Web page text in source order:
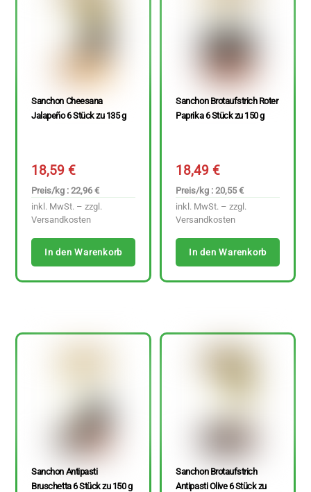
Sanchon Cheesana
Jalapeño 6 Stück zu 135 g
18,59€
Preis/kg : 22,96 €
inkl. MwSt. – zzgl.
Versandkosten
In den Warenkorb
Sanchon Brotaufstrich Roter
Paprika 6 Stück zu 150 g
18,49€
Preis/kg : 20,55 €
inkl. MwSt. – zzgl.
Versandkosten
In den Warenkorb
Sanchon Antipasti
Bruschetta 6 Stück zu 150 g
Sanchon Brotaufstrich
Antipasti Olive 6 Stück zu